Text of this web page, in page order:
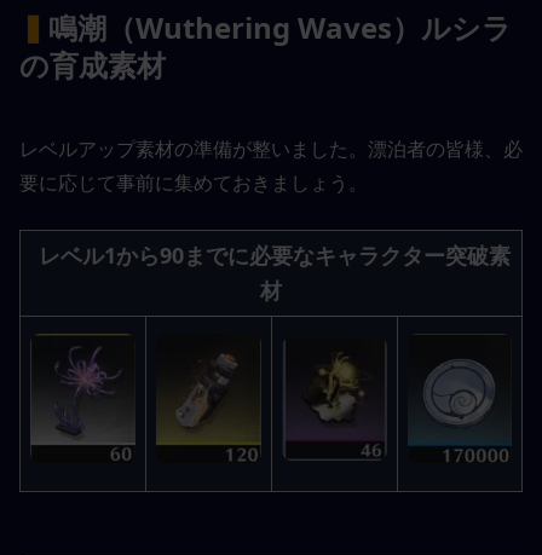
▍ 鳴潮（Wuthering Waves）ルシラ
の育成素材
レベルアップ素材の準備が整いました。漂泊者の皆様、必
要に応じて事前に集めておきましょう。
レベル1から90までに必要なキャラクター突破素
材